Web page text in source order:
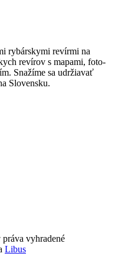
rybárskymi revírmi na
revírov s mapami, foto-
Snažíme sa udržiavať
Slovensku.
vyhradené
Libus